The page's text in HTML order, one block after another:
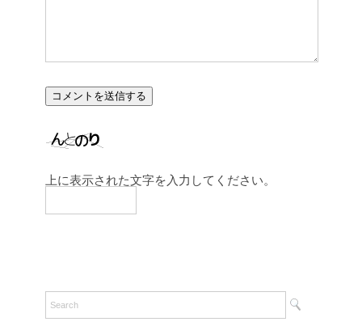
上に表示された文字を入力してください。